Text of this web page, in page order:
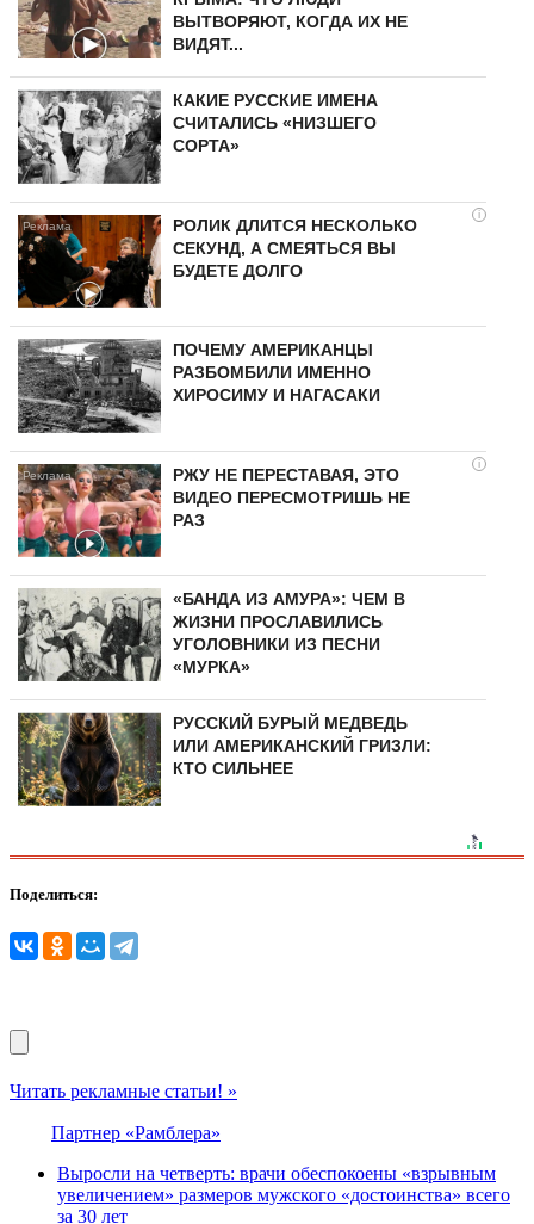
ВЫТВОРЯЮТ, КОГДА ИХ НЕ
ВИДЯТ...
КАКИЕ РУССКИЕ ИМЕНА
СЧИТАЛИСЬ «НИЗШЕГО
СОРТА»
i
РОЛИК ДЛИТСЯ НЕСКОЛЬКО
СЕКУНД, А СМЕЯТЬСЯ ВЫ
БУДЕТЕ ДОЛГО
ПОЧЕМУ АМЕРИКАНЦЫ
РАЗБОМБИЛИ ИМЕННО
ХИРОСИМУ И НАГАСАКИ
i
РЖУ НЕ ПЕРЕСТАВАЯ, ЭТО
ВИДЕО ПЕРЕСМОТРИШЬ НЕ
РАЗ
«БАНДА ИЗ АМУРА»: ЧЕМ В
ЖИЗНИ ПРОСЛАВИЛИСЬ
УГОЛОВНИКИ ИЗ ПЕСНИ
«МУРКА»
РУССКИЙ БУРЫЙ МЕДВЕДЬ
ИЛИ АМЕРИКАНСКИЙ ГРИЗЛИ:
КТО СИЛЬНЕЕ
Поделиться:
Читать рекламные статьи! »
Партнер «Рамблера»
Выросли на четверть: врачи обеспокоены «взрывным
увеличением» размеров мужского «достоинства» всего
за 30 лет